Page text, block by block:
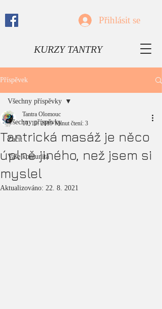
Přihlásit se
KURZY TANTRY
Příspěvek
Všechny příspěvky
Začít
Vaše komunita
Všechny příspěvky
Tantrická masáž je něco
úplně jiného, než jsem si
myslel
Tantra Olomouc
11. 10. 2019 Minut čtení: 3
Aktualizováno: 22. 8. 2021